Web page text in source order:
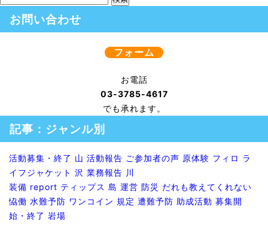
お問い合わせ
フォーム
お電話
03-3785-4617
でも承れます。
記事：ジャンル別
活動募集・終了 山 活動報告 ご参加者の声 原体験 フィロ ラ
イフジャケット 沢 業務報告 川
装備 report ティップス 島 運営 防災 だれも教えてくれない
恊働 水難予防 ワンコイン 規定 遭難予防 助成活動 募集開
始・終了 岩場